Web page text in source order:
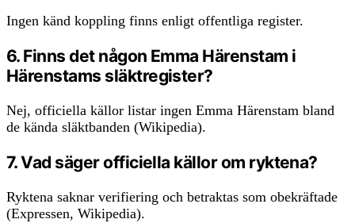
Ingen känd koppling finns enligt offentliga register.
6. Finns det någon Emma Härenstam i
Härenstams släktregister?
Nej, officiella källor listar ingen Emma Härenstam bland
de kända släktbanden (Wikipedia).
7. Vad säger officiella källor om ryktena?
Ryktena saknar verifiering och betraktas som obekräftade
(Expressen, Wikipedia).